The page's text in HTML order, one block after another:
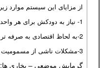
از مزایای این سیستم موارد
1- نیاز به دودکش برای هر واحد بصورت جداگانه ندارد.
2-به لحاظ اقتصادی به صرفه تر است و مصرف انرژی کمتری دارد.
3-مشکلات ناشی از مسمومیت با گاز منوکسید کربن و... را ندارد
گرمايش موضعی – بخاری ها: